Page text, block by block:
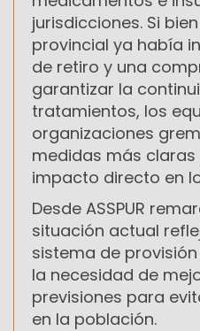
jurisdicciones. Si
provincial ya había
de retiro y una
garantizar la
tratamientos, los
organizaciones
medidas más
impacto directo en
Desde ASSPUR
situación actual
sistema de
la necesidad de
previsiones para
en la población.